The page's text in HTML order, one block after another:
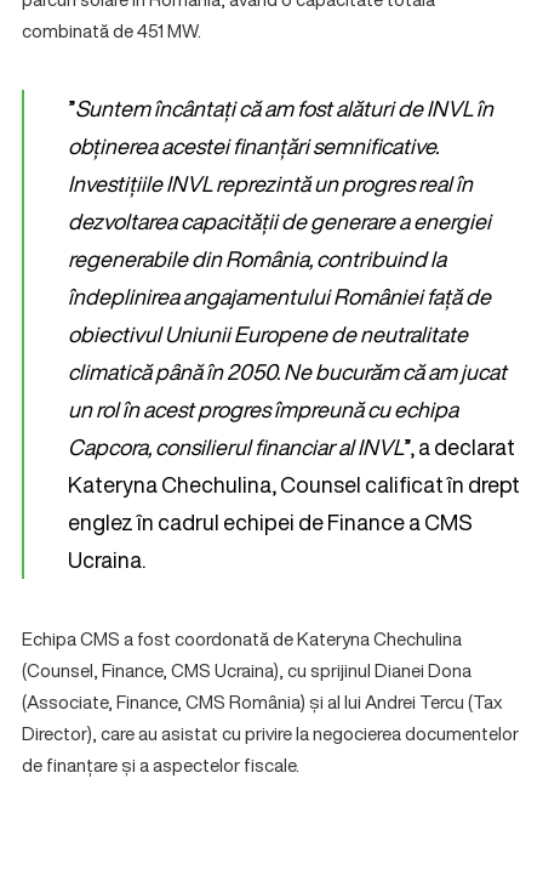
combinată de 451 MW.
”Suntem încântați că am fost alături de INVL în
obținerea acestei finanțări semnificative.
Investițiile INVL reprezintă un progres real în
dezvoltarea capacității de generare a energiei
regenerabile din România, contribuind la
îndeplinirea angajamentului României față de
obiectivul Uniunii Europene de neutralitate
climatică până în 2050. Ne bucurăm că am jucat
un rol în acest progres împreună cu echipa
Capcora, consilierul financiar al INVL”, a declarat
Kateryna Chechulina, Counsel calificat în drept
englez în cadrul echipei de Finance a CMS
Ucraina.
Echipa CMS a fost coordonată de Kateryna Chechulina
(Counsel, Finance, CMS Ucraina), cu sprijinul Dianei Dona
(Associate, Finance, CMS România) și al lui Andrei Tercu (Tax
Director), care au asistat cu privire la negocierea documentelor
de finanțare și a aspectelor fiscale.